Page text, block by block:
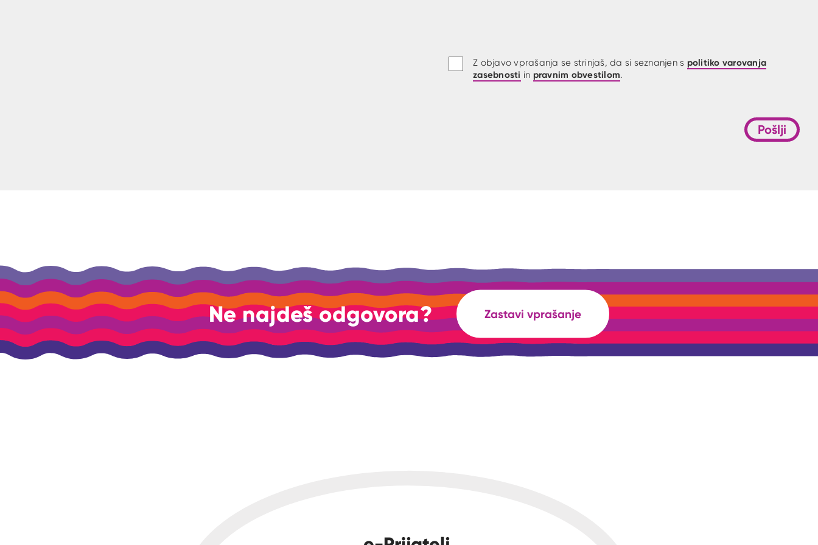
Z objavo vprašanja se strinjaš, da si seznanjen s politiko varovanja
zasebnosti in pravnim obvestilom.
Pošlji
Ne najdeš odgovora? Zastavi vprašanje